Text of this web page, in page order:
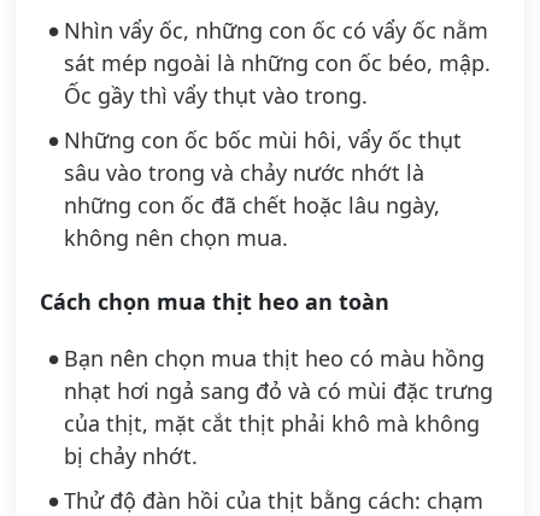
Nhìn vẩy ốc, những con ốc có vẩy ốc nằm
sát mép ngoài là những con ốc béo, mập.
Ốc gầy thì vẩy thụt vào trong.
Những con ốc bốc mùi hôi, vẩy ốc thụt
sâu vào trong và chảy nước nhớt là
những con ốc đã chết hoặc lâu ngày,
không nên chọn mua.
Cách chọn mua thịt heo an toàn
Bạn nên chọn mua thịt heo có màu hồng
nhạt hơi ngả sang đỏ và có mùi đặc trưng
của thịt, mặt cắt thịt phải khô mà không
bị chảy nhớt.
Thử độ đàn hồi của thịt bằng cách: chạm